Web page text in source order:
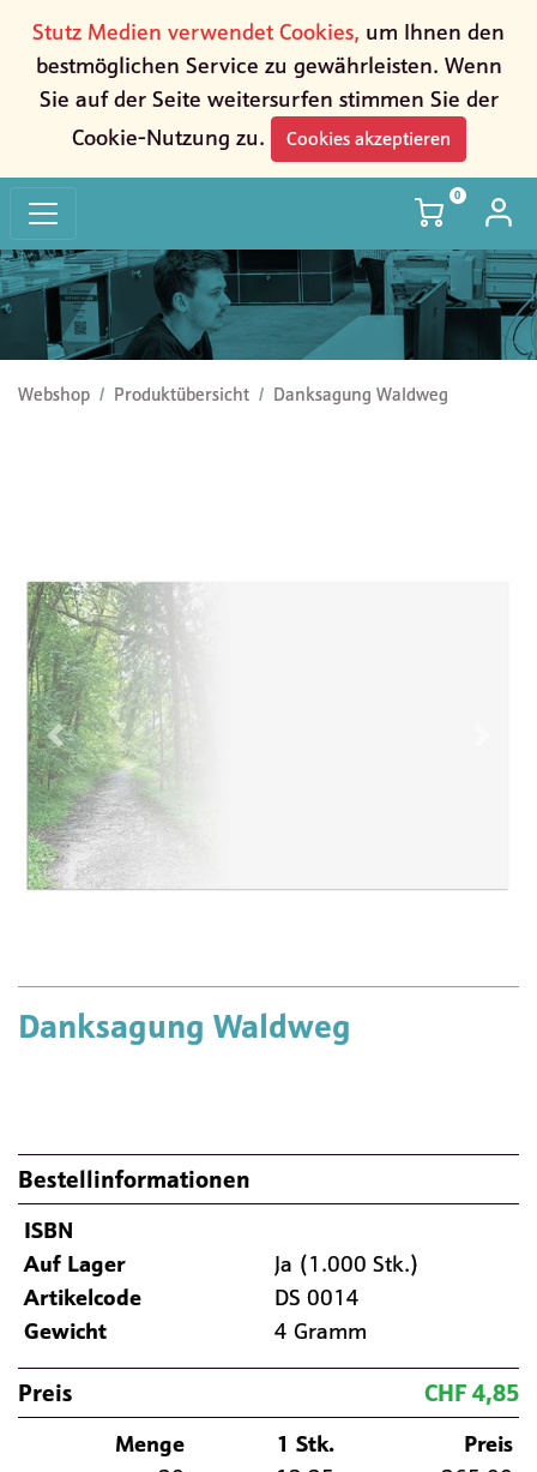
Stutz Medien verwendet Cookies, um Ihnen den
bestmöglichen Service zu gewährleisten. Wenn
Sie auf der Seite weitersurfen stimmen Sie der
Cookie-Nutzung zu.
Cookies akzeptieren
0
Webshop Produktübersicht Danksagung Waldweg
Danksagung Waldweg
Vorherige
Danksagung Waldweg
Bestellinformationen
ISBN
Auf Lager
Ja (1.000 Stk.)
Artikelcode
DS 0014
Gewicht
4 Gramm
Preis CHF 4,85
Menge 1 Stk.
Preis